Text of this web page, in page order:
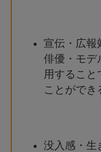
宣伝・広報
俳優・モデ
用すること
ことができ
没入感・生